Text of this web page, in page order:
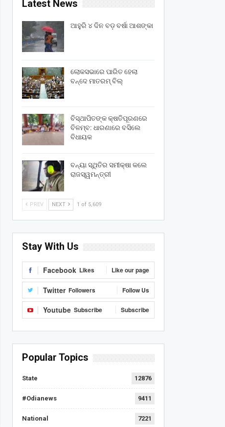
Latest News
ଆହୁରି ୪ ଦିନ ବଡ଼ ବର୍ଷା ଆଶଙ୍କା
ଲୋକସଭାରେ ପାରିତ ହେଲା
ବନ୍ଦେ ମାତରମ୍‌ ବିଲ୍‌
ବିସ୍ଥାପିତଙ୍କ କ୍ଷତିପୂରଣରେ
ବିଳମ୍ବ: ଧାରଣାରେ ବସିଲେ
ବିଧାୟକ
ବନ୍ୟା ସ୍ଥିତିର ସମୀକ୍ଷା କଲେ
ରାଜସ୍ୱମନ୍ତ୍ରୀ
PREV NEXT 1 of 5,609
Stay With Us
Facebook Likes Like our page
Twitter Followers Follow Us
Youtube Subscribe Subscribe
Popular Topics
State 12876
#Odianews 9411
National 7221